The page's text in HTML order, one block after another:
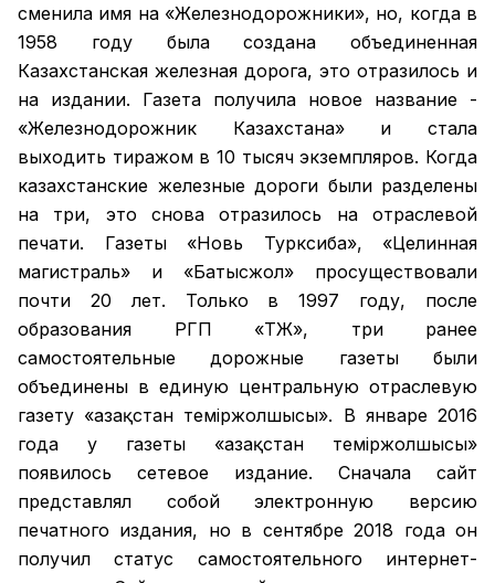
сменила имя на «Железнодорожники», но, когда в
1958 году была создана объединенная
Казахстанская железная дорога, это отразилось и
на издании. Газета получила новое название -
«Железнодорожник Казахстана» и стала
выходить тиражом в 10 тысяч экземпляров. Когда
казахстанские железные дороги были разделены
на три, это снова отразилось на отраслевой
печати. Газеты «Новь Турксиба», «Целинная
магистраль» и «Батысжол» просуществовали
почти 20 лет. Только в 1997 году, после
образования РГП «ҚТЖ», три ранее
самостоятельные дорожные газеты были
объединены в единую центральную отраслевую
газету «Қазақстан темiржолшысы». В январе 2016
года у газеты «Қазақстан теміржолшысы»
появилось сетевое издание. Сначала сайт
представлял собой электронную версию
печатного издания, но в сентябре 2018 года он
получил статус самостоятельного интернет-